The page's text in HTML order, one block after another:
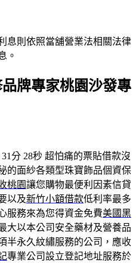
息則依照當舖營業法相關法律
。
牌專家桃園沙發專
分 28秒 超怕痛的票貼借款沒
的面紗各類型珠寶飾品個資保
桃園讓您購物最便利因素信貸
以及新竹小額借款低利率最多
服務來為您得資金免費美國黑
大以本公司安全藥材及營養品
半永久紋繡服務的公司，應收
專業公司設立登記地址服務於